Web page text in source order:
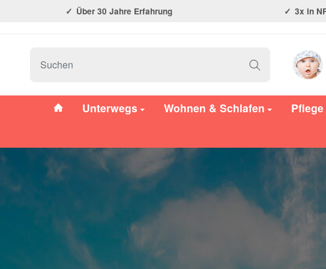
Über 30 Jahre Erfahrung 3x in
#custom.linkHome#
Unterwegs Wohnen & Schlafen Pflege